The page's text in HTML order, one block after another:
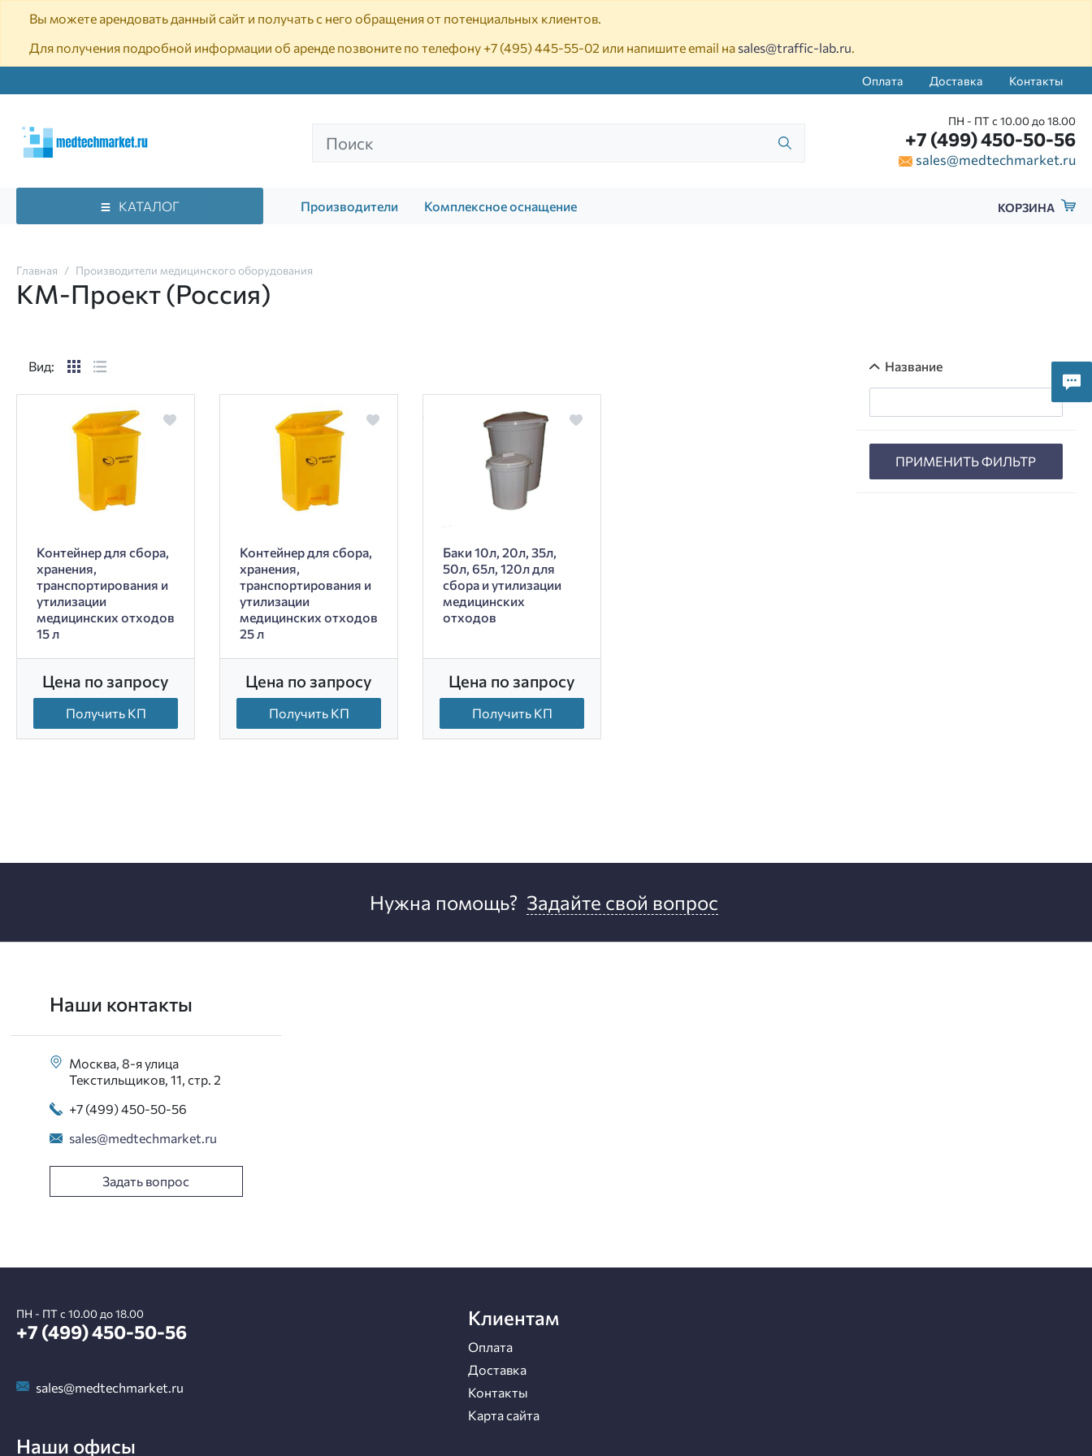
Вы можете арендовать данный сайт и получать с него обращения от потенциальных клиентов.
Для получения подробной информации об аренде позвоните по телефону +7 (495) 445-55-02 или напишите email на sales@traffic-lab.ru.
Оплата Доставка Контакты
ПН - ПТ с 10.00 до 18.00
+7 (499) 450-50-56
sales@medtechmarket.ru
КАТАЛОГ Производители Комплексное оснащение КОРЗИНА
Главная Производители медицинского оборудования
КМ-Проект (Россия)
Название
ПРИМЕНИТЬ ФИЛЬТР
Вид:
Контейнер для сбора,
хранения,
транспортирования и
утилизации
медицинских отходов
15 л
Цена по запросу
Получить КП
Контейнер для сбора,
хранения,
транспортирования и
утилизации
медицинских отходов
25 л
Цена по запросу
Получить КП
Баки 10л, 20л, 35л,
50л, 65л, 120л для
сбора и утилизации
медицинских
отходов
Цена по запросу
Получить КП
Нужна помощь? Задайте свой вопрос
Наши контакты
Москва, 8-я улица
Текстильщиков, 11, стр. 2
+7 (499) 450-50-56
sales@medtechmarket.ru
Задать вопрос
ПН - ПТ с 10.00 до 18.00
+7 (499) 450-50-56
sales@medtechmarket.ru
Наши офисы
Клиентам
Оплата
Доставка
Контакты
Карта сайта